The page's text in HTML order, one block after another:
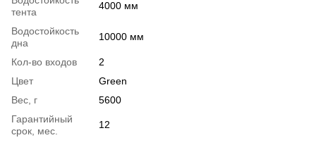
тента
4000 мм
Водостойкость
дна
10000 мм
Кол-во входов
2
Цвет
Green
Вес, г
5600
Гарантийный
срок, мес.
12